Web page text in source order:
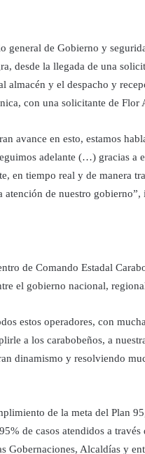
general de Gobierno y
desde la llegada de una
almacén y el despacho y
con una solicitante de Flor
avance en esto, estamos
adelante (…) gracias a
en tiempo real y de manera
atención de nuestro gobierno”,
de Comando Estadal
el gobierno nacional,
estos operadores, con
a los carabobeños, a
dinamismo y resolviendo
de la meta del Plan
de casos atendidos a
Gobernaciones, Alcaldías y